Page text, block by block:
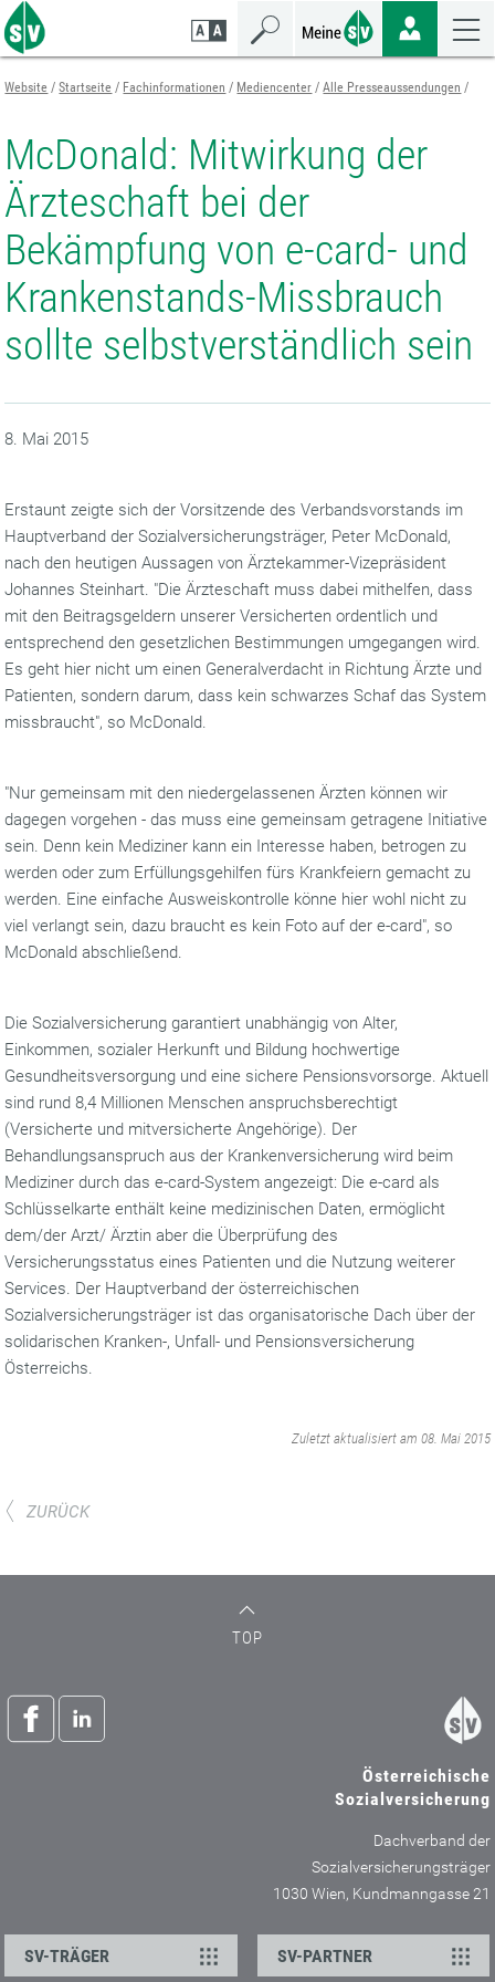
Zum
Seiteninhalt
springen
Zur
Navigation
springen
Zur
Mobilen
Navigation
springen
Website Startseite Fachinformationen Mediencenter Alle Presseaussendungen
McDonald: Mitwirkung der
Ärzteschaft bei der
Bekämpfung von e-card- und
Krankenstands-Missbrauch
sollte selbstverständlich sein
8. Mai 2015
Erstaunt zeigte sich der Vorsitzende des Verbandsvorstands im
Hauptverband der Sozialversicherungsträger, Peter McDonald,
nach den heutigen Aussagen von Ärztekammer-Vizepräsident
Johannes Steinhart. "Die Ärzteschaft muss dabei mithelfen, dass
mit den Beitragsgeldern unserer Versicherten ordentlich und
entsprechend den gesetzlichen Bestimmungen umgegangen wird.
Es geht hier nicht um einen Generalverdacht in Richtung Ärzte und
Patienten, sondern darum, dass kein schwarzes Schaf das System
missbraucht", so McDonald.
"Nur gemeinsam mit den niedergelassenen Ärzten können wir
dagegen vorgehen - das muss eine gemeinsam getragene Initiative
sein. Denn kein Mediziner kann ein Interesse haben, betrogen zu
werden oder zum Erfüllungsgehilfen fürs Krankfeiern gemacht zu
werden. Eine einfache Ausweiskontrolle könne hier wohl nicht zu
viel verlangt sein, dazu braucht es kein Foto auf der e-card", so
McDonald abschließend.
Die Sozialversicherung garantiert unabhängig von Alter,
Einkommen, sozialer Herkunft und Bildung hochwertige
Gesundheitsversorgung und eine sichere Pensionsvorsorge. Aktuell
sind rund 8,4 Millionen Menschen anspruchsberechtigt
(Versicherte und mitversicherte Angehörige). Der
Behandlungsanspruch aus der Krankenversicherung wird beim
Mediziner durch das e-card-System angezeigt: Die e-card als
Schlüsselkarte enthält keine medizinischen Daten, ermöglicht
dem/der Arzt/ Ärztin aber die Überprüfung des
Versicherungsstatus eines Patienten und die Nutzung weiterer
Services. Der Hauptverband der österreichischen
Sozialversicherungsträger ist das organisatorische Dach über der
solidarischen Kranken-, Unfall- und Pensionsversicherung
Österreichs.
Zuletzt aktualisiert am 08. Mai 2015
ZURÜCK
TOP
Österreichische
Sozialversicherung
Dachverband der
Sozialversicherungsträger
1030 Wien, Kundmanngasse 21
SV-TRÄGER SV-PARTNER